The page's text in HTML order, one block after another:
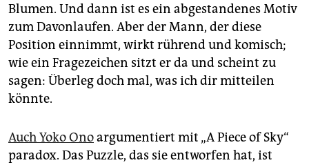
Blumen. Und dann ist es ein abgestandenes Motiv
zum Davonlaufen. Aber der Mann, der diese
Position einnimmt, wirkt rührend und komisch;
wie ein Fragezeichen sitzt er da und scheint zu
sagen: Überleg doch mal, was ich dir mitteilen
könnte.
Auch Yoko Onoargumentiert mit „A Piece of Sky“
paradox. Das Puzzle, das sie entworfen hat, ist